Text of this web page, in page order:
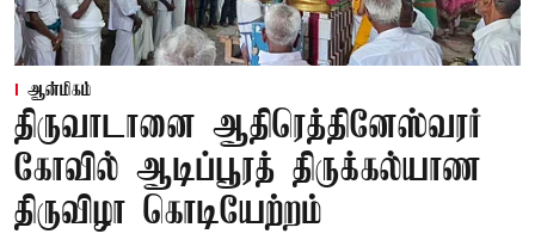
ஆன்மிகம்
திருவாடானை ஆதிரெத்தினேஸ்வரர்
கோவில் ஆடிப்பூரத் திருக்கல்யாண
திருவிழா கொடியேற்றம்